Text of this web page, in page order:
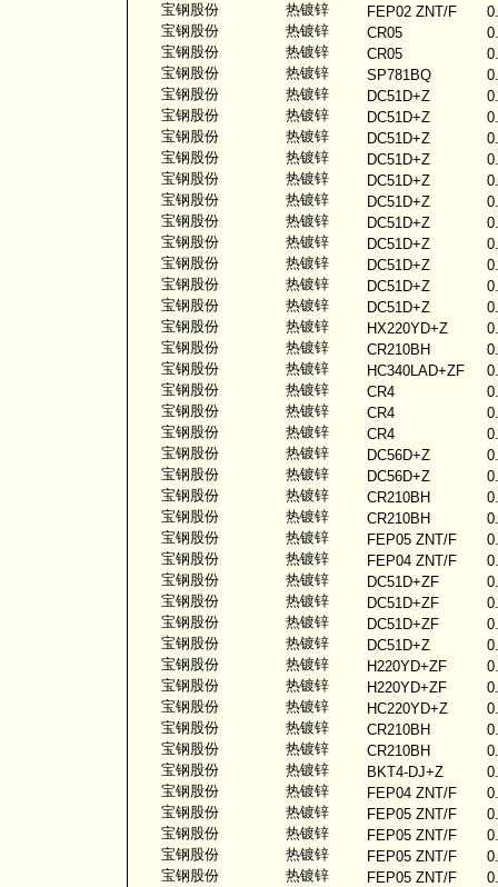
宝钢股份
热镀锌 FEP02 ZNT/F
宝钢股份
热镀锌 CR05
宝钢股份
热镀锌 CR05
宝钢股份
热镀锌 SP781BQ
宝钢股份
热镀锌 DC51D+Z
宝钢股份
热镀锌 DC51D+Z
宝钢股份
热镀锌 DC51D+Z
宝钢股份
热镀锌 DC51D+Z
宝钢股份
热镀锌 DC51D+Z
宝钢股份
热镀锌 DC51D+Z
宝钢股份
热镀锌 DC51D+Z
宝钢股份
热镀锌 DC51D+Z
宝钢股份
热镀锌 DC51D+Z
宝钢股份
热镀锌 DC51D+Z
宝钢股份
热镀锌 DC51D+Z
宝钢股份
热镀锌 HX220YD+Z
宝钢股份
热镀锌 CR210BH
宝钢股份
热镀锌 HC340LAD+ZF
宝钢股份
热镀锌 CR4
宝钢股份
热镀锌 CR4
宝钢股份
热镀锌 CR4
宝钢股份
热镀锌 DC56D+Z
宝钢股份
热镀锌 DC56D+Z
宝钢股份
热镀锌 CR210BH
宝钢股份
热镀锌 CR210BH
宝钢股份
热镀锌 FEP05 ZNT/F
宝钢股份
热镀锌 FEP04 ZNT/F
宝钢股份
热镀锌 DC51D+ZF
宝钢股份
热镀锌 DC51D+ZF
宝钢股份
热镀锌 DC51D+ZF
宝钢股份
热镀锌 DC51D+Z
宝钢股份
热镀锌 H220YD+ZF
宝钢股份
热镀锌 H220YD+ZF
宝钢股份
热镀锌 HC220YD+Z
宝钢股份
热镀锌 CR210BH
宝钢股份
热镀锌 CR210BH
宝钢股份
热镀锌 BKT4-DJ+Z
宝钢股份
热镀锌 FEP04 ZNT/F
宝钢股份
热镀锌 FEP05 ZNT/F
宝钢股份
热镀锌 FEP05 ZNT/F
宝钢股份
热镀锌 FEP05 ZNT/F
宝钢股份
热镀锌 FEP05 ZNT/F